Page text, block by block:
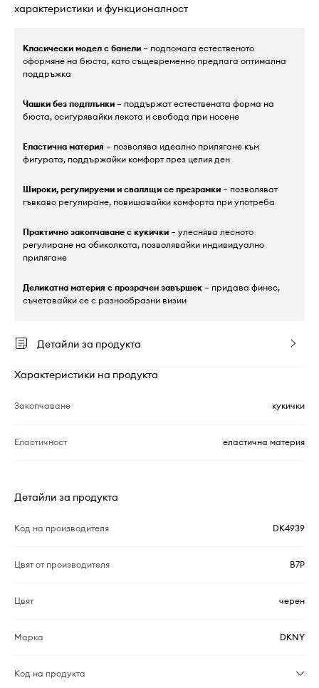
характеристики и функционалност
Класически модел с банели – подпомага естественото
оформяне на бюста, като същевременно предлага оптимална
поддръжка
Чашки без подплънки – поддържат естествената форма на
бюста, осигурявайки лекота и свобода при носене
Еластична материя – позволява идеално прилягане към
фигурата, поддържайки комфорт през целия ден
Широки, регулируеми и свалящи се презрамки – позволяват
гъвкаво регулиране, повишавайки комфорта при употреба
Практично закопчаване с кукички – улеснява лесното
регулиране на обиколката, позволявайки индивидуално
прилягане
Деликатна материя с прозрачен завършек – придава финес,
съчетавайки се с разнообразни визии
Детайли за продукта
Характеристики на продукта
Закопчаване кукички
Еластичност еластична материя
Детайли за продукта
Код на производителя DK4939
Цвят от производителя B7P
Цвят черен
Марка DKNY
Код на продукта